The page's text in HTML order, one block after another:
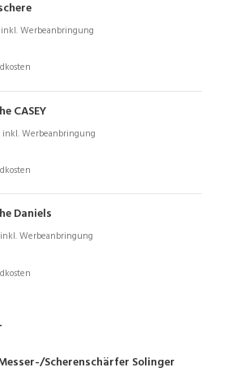
inkl. Werbeanbringung
CASEY
inkl. Werbeanbringung
Daniels
inkl. Werbeanbringung
Scherenschärfer Solinger